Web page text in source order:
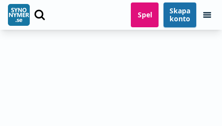
Spel
Skapa
konto